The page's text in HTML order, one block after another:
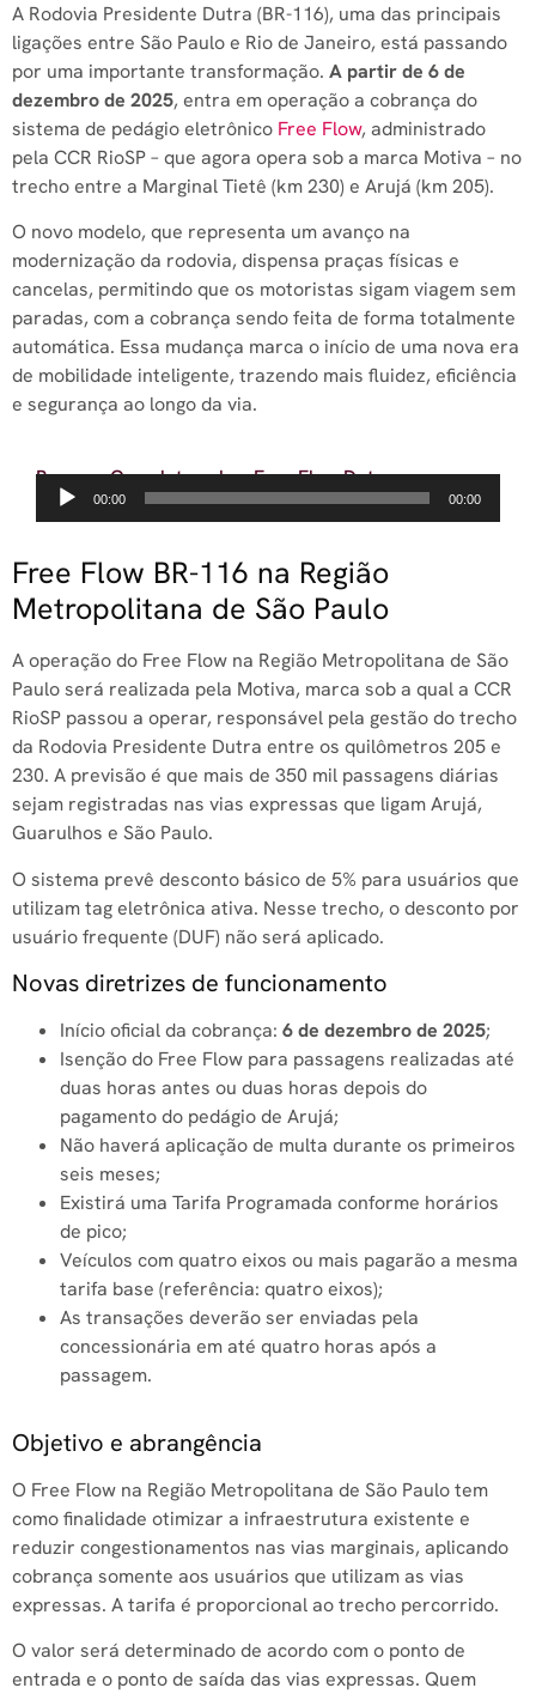
A Rodovia Presidente Dutra (BR-116), uma das principais
ligações entre São Paulo e Rio de Janeiro, está passando
por uma importante transformação. A partir de 6 de
dezembro de 2025, entra em operação a cobrança do
sistema de pedágio eletrônico Free Flow, administrado
pela CCR RioSP – que agora opera sob a marca Motiva – no
trecho entre a Marginal Tietê (km 230) e Arujá (km 205).
O novo modelo, que representa um avanço na
modernização da rodovia, dispensa praças físicas e
cancelas, permitindo que os motoristas sigam viagem sem
paradas, com a cobrança sendo feita de forma totalmente
automática. Essa mudança marca o início de uma nova era
de mobilidade inteligente, trazendo mais fluidez, eficiência
e segurança ao longo da via.
Resumo Completo sobre Free Flow Dutra
Tocador
de
00:00 00:00
Free Flow BR-116 na Região
Metropolitana de São Paulo
A operação do Free Flow na Região Metropolitana de São
Paulo será realizada pela Motiva, marca sob a qual a CCR
RioSP passou a operar, responsável pela gestão do trecho
da Rodovia Presidente Dutra entre os quilômetros 205 e
230. A previsão é que mais de 350 mil passagens diárias
sejam registradas nas vias expressas que ligam Arujá,
Guarulhos e São Paulo.
O sistema prevê desconto básico de 5% para usuários que
utilizam tag eletrônica ativa. Nesse trecho, o desconto por
usuário frequente (DUF) não será aplicado.
Novas diretrizes de funcionamento
Início oficial da cobrança: 6 de dezembro de 2025;
Isenção do Free Flow para passagens realizadas até
duas horas antes ou duas horas depois do
pagamento do pedágio de Arujá;
Não haverá aplicação de multa durante os primeiros
seis meses;
Existirá uma Tarifa Programada conforme horários
de pico;
Veículos com quatro eixos ou mais pagarão a mesma
tarifa base (referência: quatro eixos);
As transações deverão ser enviadas pela
concessionária em até quatro horas após a
passagem.
Objetivo e abrangência
O Free Flow na Região Metropolitana de São Paulo tem
como finalidade otimizar a infraestrutura existente e
reduzir congestionamentos nas vias marginais, aplicando
cobrança somente aos usuários que utilizam as vias
expressas. A tarifa é proporcional ao trecho percorrido.
O valor será determinado de acordo com o ponto de
entrada e o ponto de saída das vias expressas. Quem